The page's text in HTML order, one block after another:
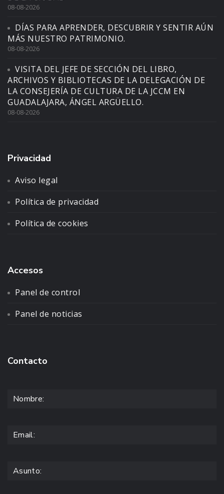
08-08-2026
DÍAS PARA APRENDER, DESCUBRIR Y SENTIR AÚN
MÁS NUESTRO PATRIMONIO.
08-08-2026
VISITA DEL JEFE DE SECCIÓN DEL LIBRO,
ARCHIVOS Y BIBLIOTECAS DE LA DELEGACIÓN DE
LA CONSEJERÍA DE CULTURA DE LA JCCM EN
GUADALAJARA, ÁNGEL ARGÜELLO.
08-08-2026
Privacidad
Aviso legal
Política de privacidad
Política de cookies
Accesos
Panel de control
Panel de noticias
Contacto